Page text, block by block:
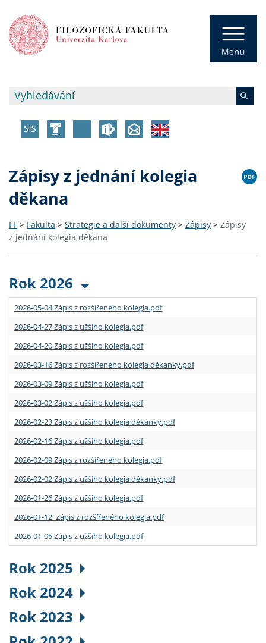
Zápisy z jednání kolegia
děkana
FF > Fakulta > Strategie a další dokumenty > Zápisy > Zápisy
z jednání kolegia děkana
Rok 2026
2026-05-04 Zápis z rozšířeného kolegia.pdf
2026-04-27 Zápis z užšího kolegia.pdf
2026-04-20 Zápis z užšího kolegia.pdf
2026-03-16 Zápis z rozšířeného kolegia děkanky.pdf
2026-03-09 Zápis z užšího kolegia.pdf
2026-03-02 Zápis z užšího kolegia.pdf
2026-02-23 Zápis z užšího kolegia děkanky.pdf
2026-02-16 Zápis z užšího kolegia.pdf
2026-02-09 Zápis z rozšířeného kolegia.pdf
2026-02-02 Zápis z užšího kolegia děkanky.pdf
2026-01-26 Zápis z užšího kolegia.pdf
2026-01-12 Zápis z rozšířeného kolegia.pdf
2026-01-05 Zápis z užšího kolegia.pdf
Rok 2025
Rok 2024
Rok 2023